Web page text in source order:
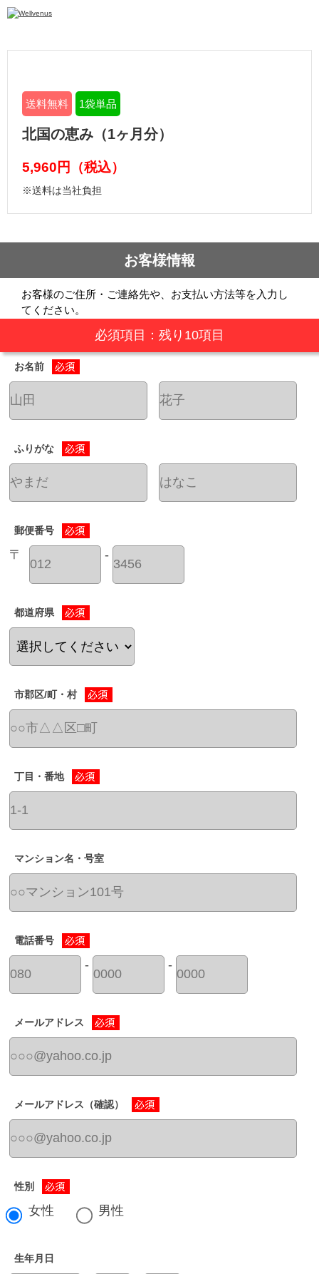
送料無料 1袋単品
北国の恵み（1ヶ月分）
5,960円（税込）
※送料は当社負担
お客様情報
必須項目： 残り 10項目
お名前
ふりがな
郵便番号
〒 -
都道府県
市郡区/町・村
丁目・番地
マンション名・号室
電話番号
- -
メールアドレス
メールアドレス（確認）
性別
女性 男性
生年月日